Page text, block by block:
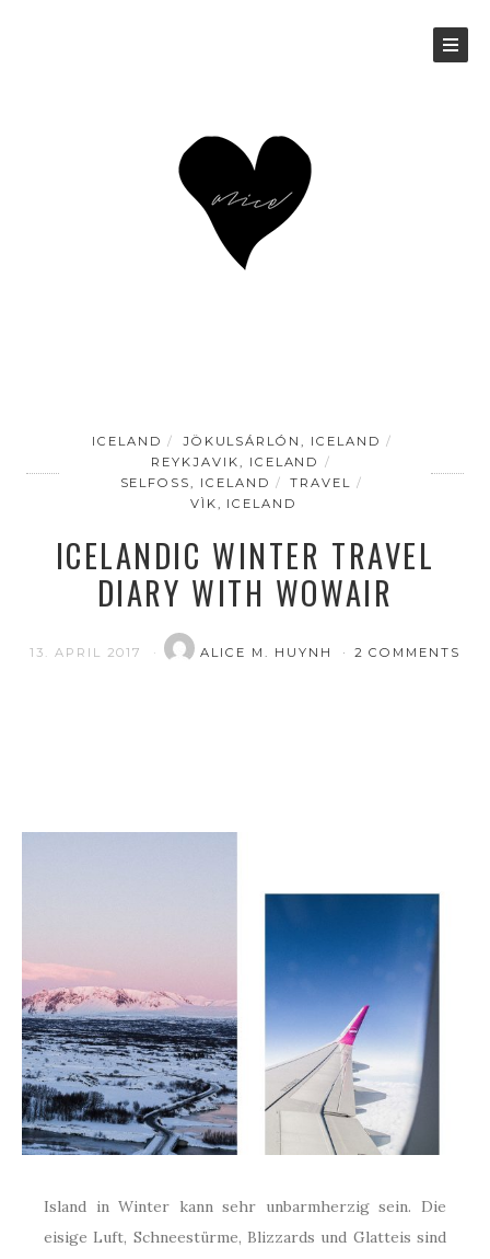
ICELAND
JÖKULSÁRLÓN, ICELAND
REYKJAVIK, ICELAND
SELFOSS, ICELAND
TRAVEL
VÌK, ICELAND
ICELANDIC WINTER TRAVEL
DIARY WITH WOWAIR
13. APRIL 2017 ALICE M. HUYNH 2 COMMENTS
Island in Winter kann sehr unbarmherzig sein. Die
eisige Luft, Schneestürme, Blizzards und Glatteis sind